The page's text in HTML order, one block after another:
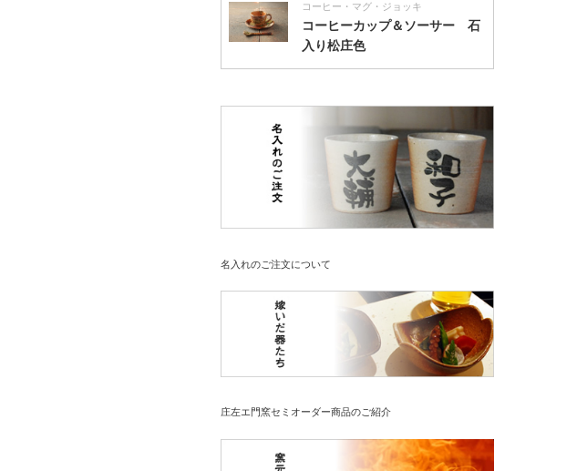
コーヒー・マグ・ジョッキ
コーヒーカップ＆ソーサー 石
入り松庄色
名入れのご注文について
庄左エ門窯セミオーダー商品のご紹介